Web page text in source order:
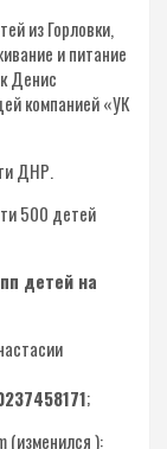
из Горловки,
и питание
Денис
компанией «УК
ДНР.
500 детей
детей на
;
(изменился ):